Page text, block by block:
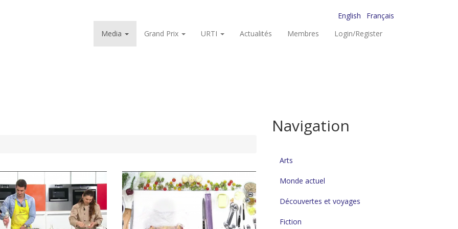
English
Français
Media
Grand Prix URTI Actualités Membres Login/Register
Navigation
Arts
Monde actuel
Découvertes et voyages
Fiction